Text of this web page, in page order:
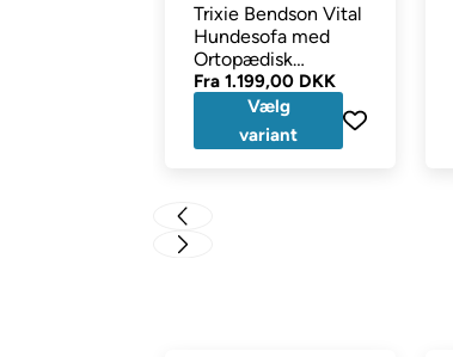
Trixie Bendson Vital
Hundesofa med
Ortopædisk
Memoryfoam GRÅ
Fra 1.199,00 DKK
Vælg
variant